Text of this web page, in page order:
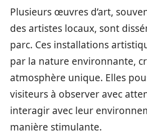
Plusieurs œuvres d’art,
des artistes locaux, sont
parc. Ces installations
par la nature environnante,
atmosphère unique. Elles
visiteurs à observer avec
interagir avec leur
manière stimulante.